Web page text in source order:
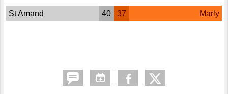
St Amand 40 37 Marly